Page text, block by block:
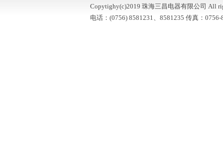
Copytighy(c)2019 珠海三昌电器有限公司 All
电话：(0756) 8581231、8581235 传真：